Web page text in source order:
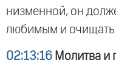
низменной, он
любимым и очищать
02:13:16 Молитва и